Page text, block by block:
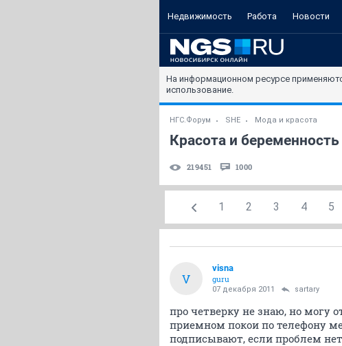
Недвижимость Работа Новости
На информационном ресурсе
использование.
НГС.Форум SHE Мода и красота
Красота и
219451 1000
1 2 3 4 5
V
visna
guru
07 декабря 2011 sartary
про четверку не знаю, но могу
приемном покои по телефону
подписывают, если проблем